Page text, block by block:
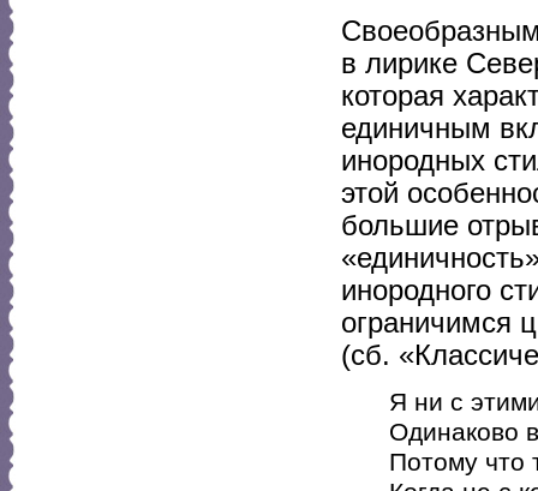
в лирике
которая
единичным
инородных
этой
большие
инородного
ограничимся
(сб.
Я ни с
Одинаково
Потому что